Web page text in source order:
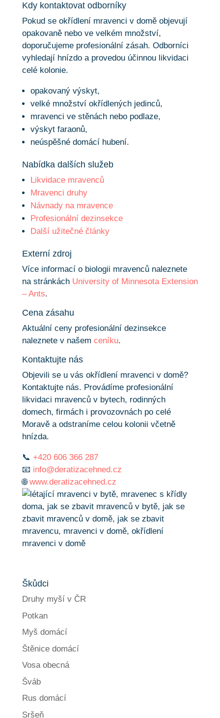
Kdy kontaktovat odborníky
Pokud se okřídlení mravenci v domě objevují
opakovaně nebo ve velkém množství,
doporučujeme profesionální zásah. Odborníci
vyhledají hnízdo a provedou účinnou likvidaci
celé kolonie.
opakovaný výskyt,
velké množství okřídlených jedinců,
mravenci ve stěnách nebo podlaze,
výskyt faraonů,
neúspěšné domácí hubení.
Nabídka dalších služeb
Likvidace mravenců
Mravenci druhy
Návnady na mravence
Profesionální dezinsekce
Další užitečné články
Externí zdroj
Více informací o biologii mravenců naleznete
na stránkách University of Minnesota Extension
– Ants.
Cena zásahu
Aktuální ceny profesionální dezinsekce
naleznete v našem ceníku.
Kontaktujte nás
Objevili se u vás okřídlení mravenci v domě?
Kontaktujte nás. Provádíme profesionální
likvidaci mravenců v bytech, rodinných
domech, firmách i provozovnách po celé
Moravě a odstraníme celou kolonii včetně
hnízda.
📞 +420 606 366 287
📧 info@deratizacehned.cz
🌐www.deratizacehned.cz
Škůdci
Druhy myší v ČR
Potkan
Myš domácí
Štěnice domácí
Vosa obecná
Šváb
Rus domácí
Sršeň